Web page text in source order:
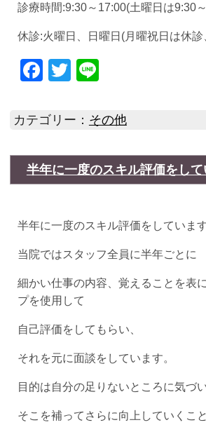
診療時間:9:30～17:00(土曜日は9:30
休診:火曜日、日曜日(月曜祝日は休
Facebook
Twitter
Line
カテゴリー： その他
半年に一度のスキル評価をして
半年に一度のスキル評価をしています
当院ではスタッフ全員に半年ごとに
細かい仕事の内容、覚えることを表
プを使用して
自己評価をしてもらい、
それを元に面談をしています。
目的は自分の足りないところに気づ
そこを補ってさらに向上していくこと